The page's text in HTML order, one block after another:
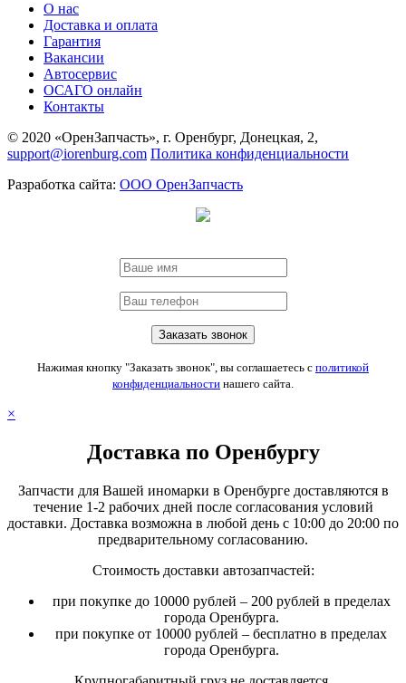
О нас
Доставка и оплата
Гарантия
Вакансии
Автосервис
ОСАГО онлайн
Контакты
© 2020 «ОренЗапчасть», г. Оренбург, Донецкая, 2,
support@iorenburg.com Политика конфиденциальности
Разработка сайта: ООО ОренЗапчасть
Нажимая кнопку "Заказать звонок", вы соглашаетесь с политикой
конфиденциальности нашего сайта.
×
Доставка по Оренбургу
Запчасти для Вашей иномарки в Оренбурге доставляются в
течение 1-2 рабочих дней после согласования условий
доставки. Доставка возможна в любой день с 10:00 до 20:00 по
предварительному согласованию.
Стоимость доставки автозапчастей:
при покупке до 10000 рублей – 200 рублей в пределах
города Оренбурга.
при покупке от 10000 рублей – бесплатно в пределах
города Оренбурга.